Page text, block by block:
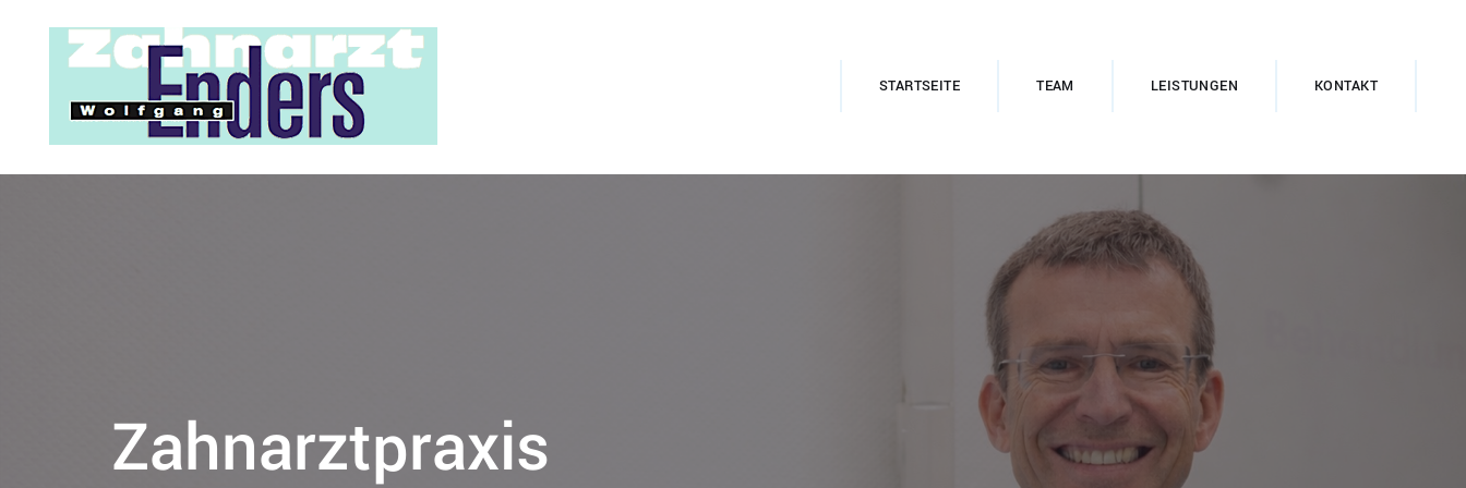
Zum Inhalt springen
STARTSEITE TEAM LEISTUNGEN KONTAKT
Zahnarztpraxis